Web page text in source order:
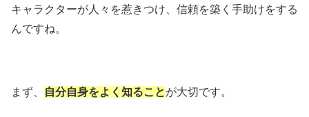
キャラクターが人々を惹きつけ、信頼を築く手助けをする
んですね。
まず、 自分自身をよく知ることが大切です。